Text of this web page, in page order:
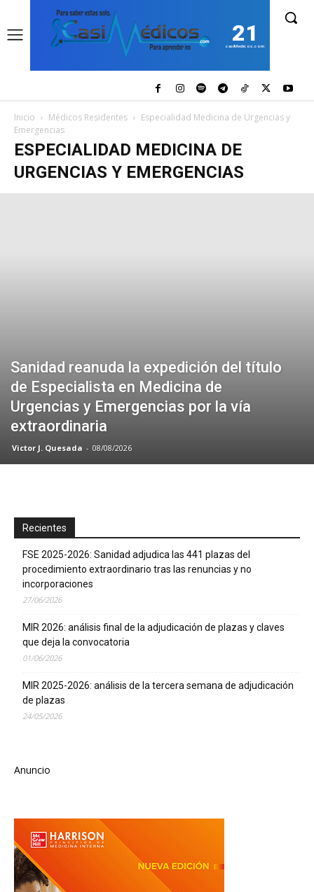
21
casiMedicos.com
Inicio Médicos Residentes
Especialidad Medicina de Urgencias y
Emergencias
ESPECIALIDAD MEDICINA DE
URGENCIAS Y EMERGENCIAS
Sanidad reanuda la expedición del título
de Especialista en Medicina de
Urgencias y Emergencias por la vía
extraordinaria
Victor J. Quesada - 08/08/2026
Recientes
FSE 2025-2026: Sanidad adjudica las 441 plazas del
procedimiento extraordinario tras las renuncias y no
incorporaciones
27/06/2026
MIR 2026: análisis final de la adjudicación de plazas y claves
que deja la convocatoria
01/06/2026
MIR 2025-2026: análisis de la tercera semana de adjudicación
de plazas
24/05/2026
Anuncio